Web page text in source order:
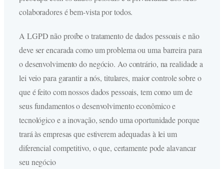
colaboradores é bem-vista por todos.
A LGPD não proíbe o tratamento de dados pessoais e não
deve ser encarada como um problema ou uma barreira para
o desenvolvimento do negócio. Ao contrário, na realidade a
lei veio para garantir a nós, titulares, maior controle sobre o
que é feito com nossos dados pessoais, tem como um de
seus fundamentos o desenvolvimento econômico e
tecnológico e a inovação, sendo uma oportunidade porque
trará às empresas que estiverem adequadas à lei um
diferencial competitivo, o que, certamente pode alavancar
seu negócio